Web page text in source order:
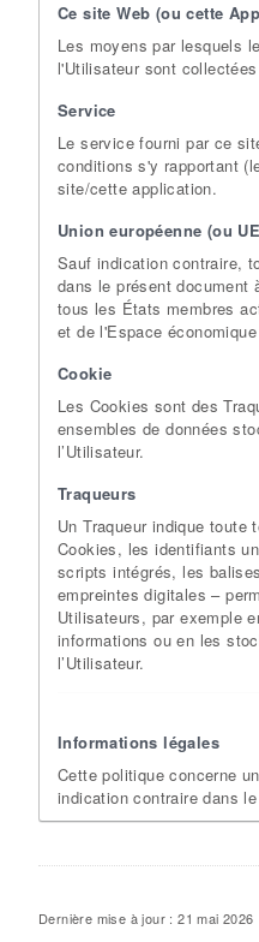
Ce site Web (ou cette
Les moyens par lesquels
l'Utilisateur sont
Service
Le service fourni par ce
conditions s'y rapportant
site/cette application.
Union européenne (ou
Sauf indication contraire,
dans le présent document
tous les États membres
et de l'Espace
Cookie
Les Cookies sont des
ensembles de données
l’Utilisateur.
Traqueurs
Un Traqueur indique toute
Cookies, les identifiants
scripts intégrés, les
empreintes digitales –
Utilisateurs, par exemple
informations ou en les
l’Utilisateur.
Informations légales
Cette politique concerne
indication contraire dans
Dernière mise à jour : 21 mai 2026